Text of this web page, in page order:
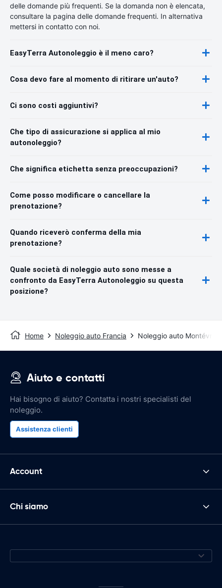
delle domande più frequenti. Se la domanda non è elencata,
consultare la pagina delle domande frequenti. In alternativa
mettersi in contatto con noi.
EasyTerra Autonoleggio è il meno caro?
Cosa devo fare al momento di ritirare un'auto?
Ci sono costi aggiuntivi?
Che tipo di assicurazione si applica al mio
autonoleggio?
Che significa etichetta senza preoccupazioni?
Come posso modificare o cancellare la
prenotazione?
Quando riceverò conferma della mia
prenotazione?
Quale società di noleggio auto sono messe a
confronto da EasyTerra Autonoleggio su questa
posizione?
Home Noleggio auto Francia Noleggio auto Montévrain
Aiuto e contatti
Hai bisogno di aiuto? Contatta i nostri specialisti del
noleggio.
Assistenza clienti
Account
Chi siamo